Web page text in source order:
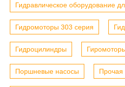
Гидравлическое оборудование
Гидромоторы 303 серия
Гидроцилиндры
Поршневые насосы Прочая